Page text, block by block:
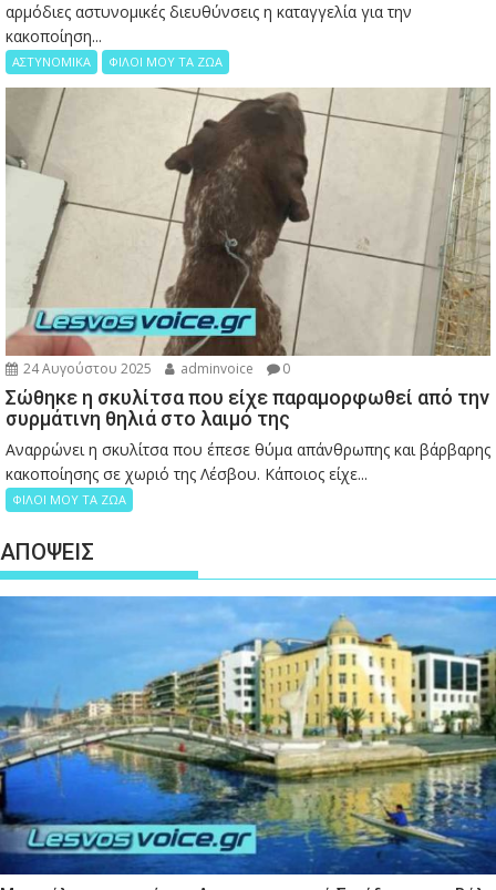
αρμόδιες αστυνομικές διευθύνσεις η καταγγελία για την
κακοποίηση...
ΑΣΤΥΝΟΜΙΚΑ ΦΙΛΟΙ ΜΟΥ ΤΑ ΖΩΑ
24 Αυγούστου 2025 adminvoice 0
Σώθηκε η σκυλίτσα που είχε παραμορφωθεί από την
συρμάτινη θηλιά στο λαιμό της
Αναρρώνει η σκυλίτσα που έπεσε θύμα απάνθρωπης και βάρβαρης
κακοποίησης σε χωριό της Λέσβου. Κάποιος είχε...
ΦΙΛΟΙ ΜΟΥ ΤΑ ΖΩΑ
ΑΠΟΨΕΙΣ